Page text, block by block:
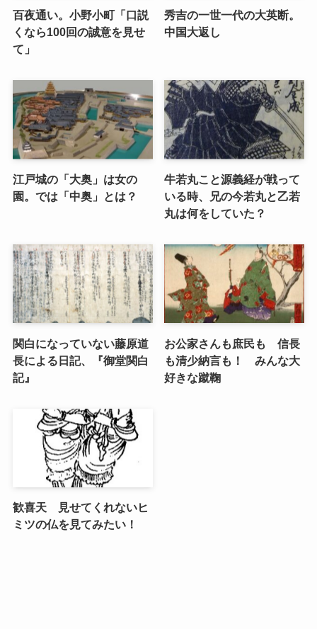
百夜通い。小野小町「口説
くなら100回の誠意を見せ
て」
秀吉の一世一代の大英断。
中国大返し
江戸城の「大奥」は女の
園。では「中奥」とは？
牛若丸こと源義経が戦って
いる時、兄の今若丸と乙若
丸は何をしていた？
関白になっていない藤原道
長による日記、『御堂関白
記』
お公家さんも庶民も 信長
も清少納言も！ みんな大
好きな蹴鞠
歓喜天 見せてくれないヒ
ミツの仏を見てみたい！